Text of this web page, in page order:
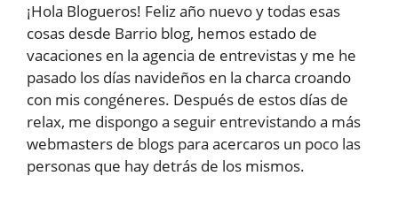
¡Hola Blogueros! Feliz año nuevo y todas esas
cosas desde Barrio blog, hemos estado de
vacaciones en la agencia de entrevistas y me he
pasado los días navideños en la charca croando
con mis congéneres. Después de estos días de
relax, me dispongo a seguir entrevistando a más
webmasters de blogs para acercaros un poco las
personas que hay detrás de los mismos.